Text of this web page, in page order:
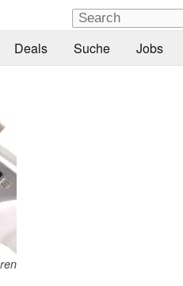
Deals Suche Jobs